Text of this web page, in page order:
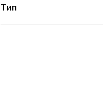
Тип